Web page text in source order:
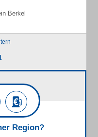
Berkel
Region?